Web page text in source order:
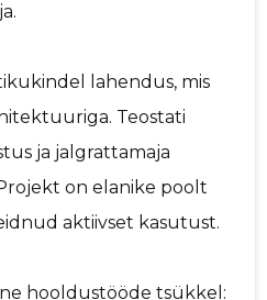
lahendus, mis
Teostati
ja jalgrattamaja
on elanike poolt
aktiivset kasutust.
hooldustööde tsükkel: